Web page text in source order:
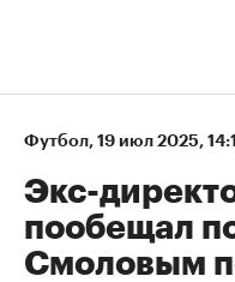
Футбол⁠, 19 июл 2025,
Экс-
пообещал
Смоловым